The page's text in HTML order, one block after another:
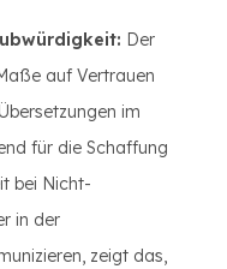
Der
auf Vertrauen
im
für die Schaffung
bei Nicht-
in der
zeigt das,